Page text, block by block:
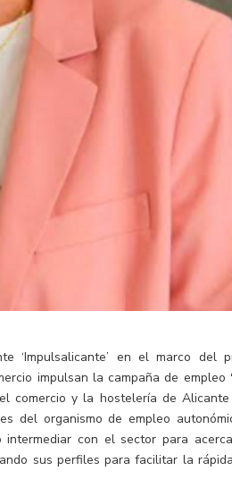
‘Impulsalicante’ en el marco del
impulsan la campaña de empleo
comercio y la hostelería de
del organismo de empleo
con el sector para
sus perfiles para facilitar la